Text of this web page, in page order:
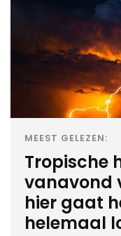
MEEST GELEZEN:
Tropische
vanavond
hier gaat
helemaal